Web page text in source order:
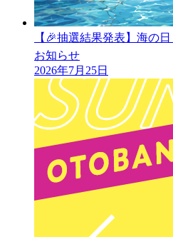
【🎉抽選結果発表】海の
お知らせ
2026年7月25日